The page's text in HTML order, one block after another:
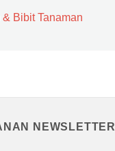
Bibit Tanaman
NEWSLETTER